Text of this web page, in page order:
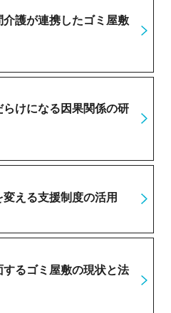
護が連携したゴミ屋敷
けになる因果関係の研
える支援制度の活用
るゴミ屋敷の現状と法